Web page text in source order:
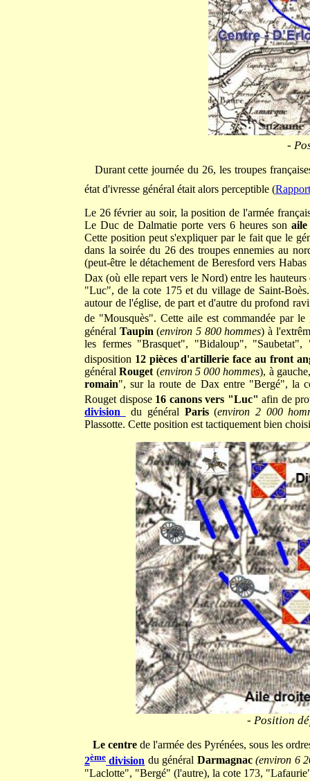
-
Durant cette journée du 26, les troupes
état d'ivresse général était alors perceptible (Rapport
Le 26 février au soir, la position de l'armée
Le Duc de Dalmatie porte vers 6 heures son
Cette position peut s'expliquer par le fait que le
dans la soirée du 26 des troupes ennemies au
(peut-être le détachement de Beresford vers
Dax (où elle repart vers le Nord) entre les hauteurs
"Luc", de la cote 175 et du village de Saint-
autour de l'église, de part et d'autre du profond
de "Mousquès". Cette aile est commandée par
général Taupin (environ 5 800 hommes) à
les fermes "Brasquet", "Bidaloup",
disposition 12 pièces d'artillerie face au front
généralRouget (environ 5 000 hommes), à
romain", sur la route de Dax entre "Bergé", la
Rouget dispose 16 canons vers "Luc" afin de
division
du général Paris(environ 2 000
Plassotte. Cette position est tactiquement bien
- Position
Le centre de l'armée des Pyrénées, sous les
2ème division du général Darmagnac(environ 6
"Laclotte", "Bergé" (l'autre), la cote 173,